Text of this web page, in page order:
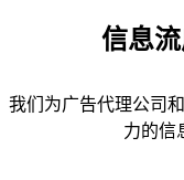
信息
我们为广告代理公司
力的信